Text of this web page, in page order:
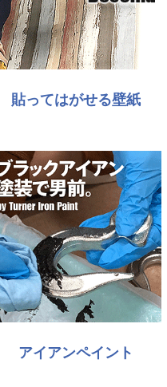
貼ってはがせる壁紙
アイアンペイント